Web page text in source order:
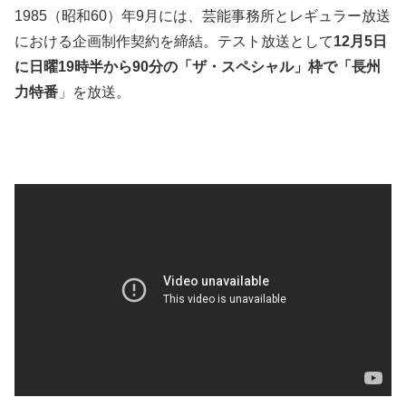
1985（昭和60）年9月には、芸能事務所とレギュラー放送
における企画制作契約を締結。テスト放送として12月5日
に日曜19時半から90分の「ザ・スペシャル」枠で「長州
力特番 」を放送。